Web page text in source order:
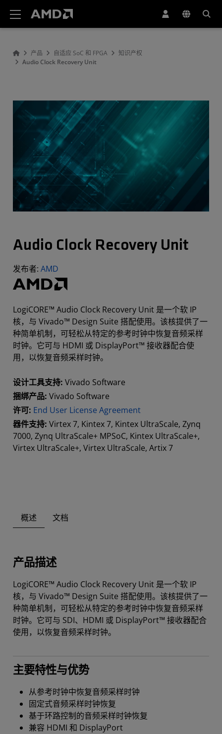
产品 自适应 SoC 和 FPGA
知识产权
Audio Clock Recovery Unit
Audio Clock Recovery Unit
发布者: AMD
LogiCORE™ Audio Clock Recovery Unit 是一个软 IP
核，与 Vivado™ Design Suite 搭配使用。该核提供了一
种简单机制，可轻松从特定的参考时钟中恢复音频采样
时钟。它可与 HDMI 或 DisplayPort™ 接收器配合使
用，以恢复音频采样时钟。
设计工具支持: Vivado Software
捆绑产品: Vivado Software
许可: End User License Agreement
器件支持: Virtex 7, Kintex 7, Kintex UltraScale, Zynq
7000, Zynq UltraScale+ MPSoC, Kintex UltraScale+,
Virtex UltraScale+, Virtex UltraScale, Artix 7
概述 文档
产品描述
LogiCORE™ Audio Clock Recovery Unit 是一个软 IP
核，与 Vivado™ Design Suite 搭配使用。该核提供了一
种简单机制，可轻松从特定的参考时钟中恢复音频采样
时钟。它可与 SDI、HDMI 或 DisplayPort™ 接收器配合
使用，以恢复音频采样时钟。
主要特性与优势
从参考时钟中恢复音频采样时钟
固定式音频采样时钟恢复
基于环路控制的音频采样时钟恢复
兼容 HDMI 和 DisplayPort